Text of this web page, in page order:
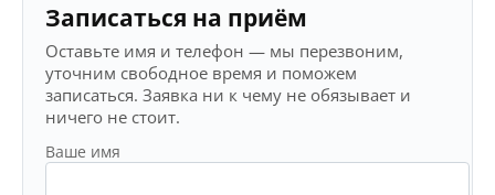
Записаться на приём
Оставьте имя и телефон — мы перезвоним,
уточним свободное время и поможем
записаться. Заявка ни к чему не обязывает и
ничего не стоит.
Ваше имя